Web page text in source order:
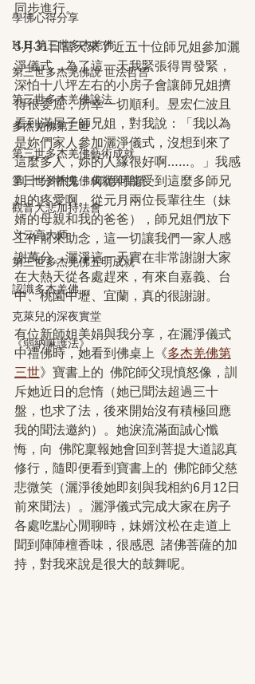
學佛心得分享
H.H.第三世多杰羌佛
第三世多杰羌佛說 世法哲言
第三世多杰羌佛說法
多杰羌佛第三世
第三世多杰羌佛藝術成就
第三世多杰羌佛成就與聖蹟
觀音大悲加持法會
义云高大师
第三世多杰羌佛五明成就
認識多杰羌佛
克萊兒的深夜實堂
《弱納嘛護法》
同步進行。
5月31日當天來了近五十位師兄姐參加灑
淨儀式，為了這一天我緊張得胃發緊，
深怕十八坪左右的小房子會讓師兄姐擠
得很委屈，所幸一切順利。昱宏仁波且
看到滿屋子師兄姐，對我說：「我以為
是妳們家人參加灑淨儀式，沒想到來了
這麼多人，妳的人緣很好啊……。」我感
到十分慚愧，何德何能受到這麼多師兄
姐的疼愛啊。從元月兩位長輩往生（妹
婿的母親和我的爸爸），師兄姐們放下
工作前來助念，這一切讓我們一家人感
謝萬分。灑淨這一天實在非常謝謝大家
在大熱天從各處趕來，有來自嘉義、台
中、桃園中壢、宜蘭，真的很謝謝。
有位新師姐美娟與我分享，在灑淨儀式
中禮佛時，她看到佛桌上《多杰羌佛第
三世》寶書上的  佛陀師父現憤怒像，訓
斥她近日的怠惰（她已聞法超過三十
盤，也求了法，後來開始沒有積極回應
我的聞法邀約）。她淚流滿面誠心懺
悔，向  佛陀稟報她會回到菩提大道認真
修行，隨即便看到寶書上的  佛陀師父慈
悲微笑（灑淨後她即刻與我相約6月12日
前來聞法）。灑淨儀式完成大家在房子
各處吃點心閒聊時，妹婿汶松在走道上
聞到陣陣檀香味，很感恩  諸佛菩薩的加
持，對我來說是很大的鼓舞呢。